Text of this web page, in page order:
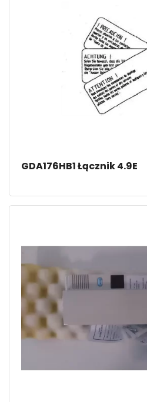
GDA176HB1 Łącznik 4.9E